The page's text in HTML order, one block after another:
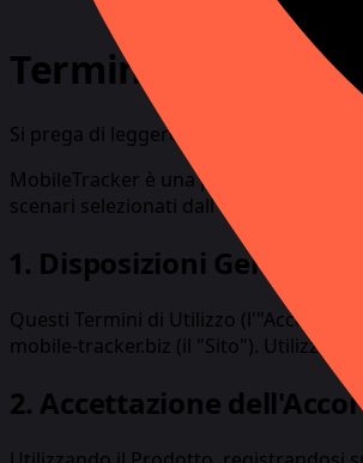
Termini di Utilizzo
Si prega di leggere attentamente
MobileTracker è una piattaforma di
scenari selezionati dall'utente. Il
1. Disposizioni Generali
Questi Termini di Utilizzo
mobile-tracker.biz (il "Sito").
2. Accettazione